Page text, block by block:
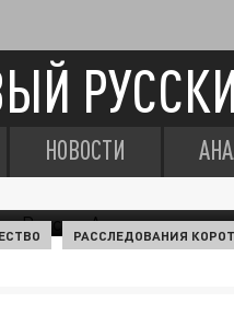
НОВОСТИ
РАССЛЕДОВАНИЯ